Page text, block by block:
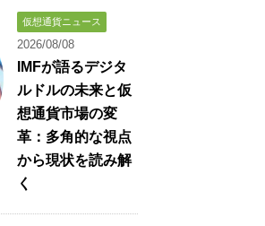
仮想通貨ニュース
2026/08/08
IMFが語るデジタ
ルドルの未来と仮
想通貨市場の変
革：多角的な視点
から現状を読み解
く